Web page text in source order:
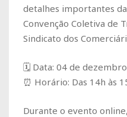
detalhes importantes
Convenção Coletiva de
Sindicato dos
🗓 Data: 04 de
⏰ Horário: Das 14h às
Durante o evento